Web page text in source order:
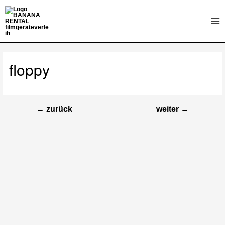
Zum
Inhalt
springen
floppy
Beitragsnavigation
← zurück weiter →